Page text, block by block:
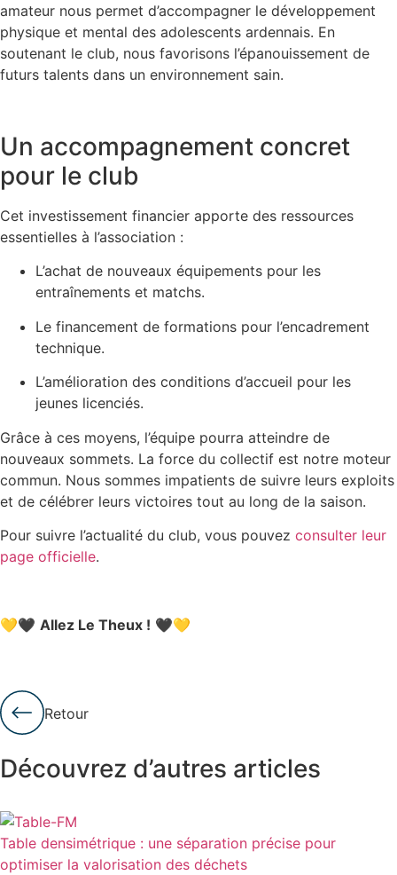
amateur nous permet d’accompagner le développement
physique et mental des adolescents ardennais. En
soutenant le club, nous favorisons l’épanouissement de
futurs talents dans un environnement sain.
Un accompagnement concret
pour le club
Cet investissement financier apporte des ressources
essentielles à l’association :
L’achat de nouveaux équipements pour les
entraînements et matchs.
Le financement de formations pour l’encadrement
technique.
L’amélioration des conditions d’accueil pour les
jeunes licenciés.
Grâce à ces moyens, l’équipe pourra atteindre de
nouveaux sommets. La force du collectif est notre moteur
commun. Nous sommes impatients de suivre leurs exploits
et de célébrer leurs victoires tout au long de la saison.
Pour suivre l’actualité du club, vous pouvez consulter leur
page officielle.
💛🖤 Allez Le Theux ! 🖤💛
Retour
Découvrez d’autres articles
Table densimétrique : une séparation précise pour
optimiser la valorisation des déchets